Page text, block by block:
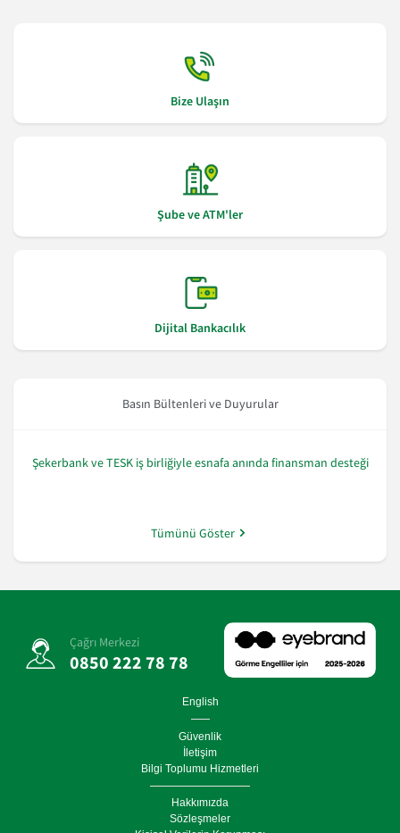
Bize Ulaşın
Şube ve ATM'ler
Dijital Bankacılık
Basın Bültenleri ve Duyurular
Şekerbank ve TESK iş birliğiyle esnafa anında finansman desteği
Tümünü Göster
Çağrı Merkezi
0850 222 78 78
English
Güvenlik
İletişim
Bilgi Toplumu Hizmetleri
Hakkımızda
Sözleşmeler